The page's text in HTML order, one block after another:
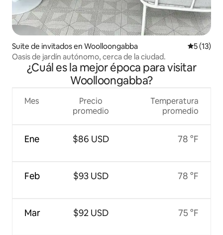
Suite de invitados en Woolloongabba
5 (13)
Oasis de jardín autónomo, cerca de la ciudad.
¿Cuál es la mejor época para visitar
Woolloongabba?
Mes
Ene
Feb
Mar
Precio
promedio
$86 USD
$93 USD
$92 USD
Temperatura
promedio
78 °F
78 °F
75 °F